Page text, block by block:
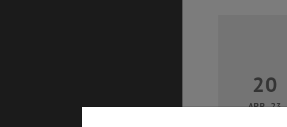
20
APR. 23